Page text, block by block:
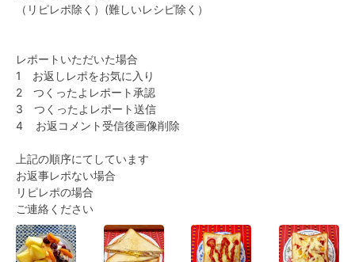
（リピレポ除く）(難しいレシピ除く）
レポートいただいた場合
1　お返しレポをお気に入り
2　つくったよレポート承認
3　つくったよレポート送信
4    お返コメント受信後画像削除
上記の順序にてしています
お返事レポない場合
リピレポの場合
ご連絡ください